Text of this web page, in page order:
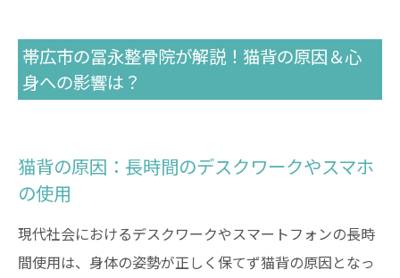
帯広市の冨永整骨院が解説！猫背の原因＆心
身への影響は？
猫背の原因：長時間のデスクワークやスマホ
の使用
現代社会におけるデスクワークやスマートフォンの長時
間使用は、身体の姿勢が正しく保てず猫背の原因となっ